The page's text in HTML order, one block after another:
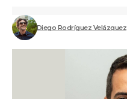
Diego Rodríguez Velázquez